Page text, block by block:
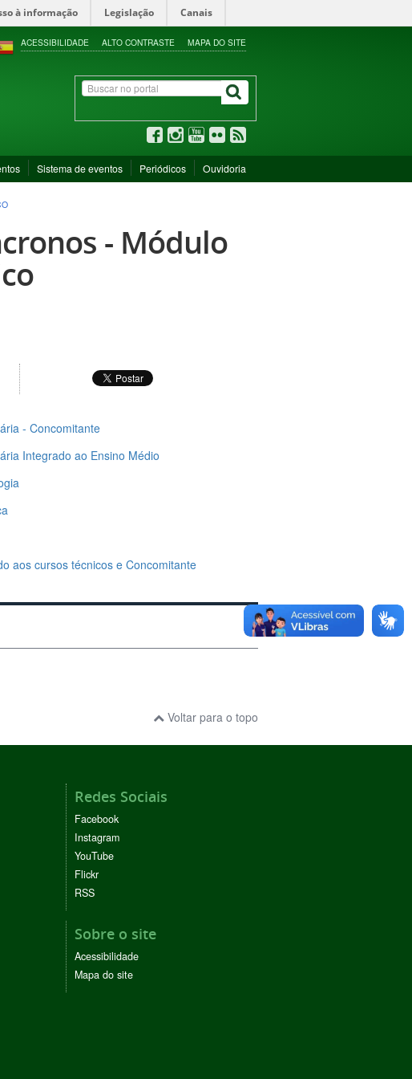
à informação Legislação Canais
ACESSIBILIDADE ALTO CONTRASTE MAPA DO SITE
Sistema de eventos Periódicos Ouvidoria
- Módulo
- Concomitante
Integrado ao Ensino Médio
aos cursos técnicos e Concomitante
Voltar para o topo
Redes Sociais
Facebook
Instagram
YouTube
Flickr
RSS
Sobre o site
Acessibilidade
Mapa do site